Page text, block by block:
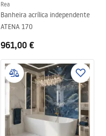
Rea
Banheira acrílica independente
ATENA 170
961,00 €